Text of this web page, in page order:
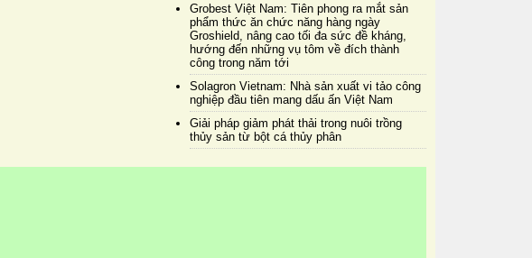
Grobest Việt Nam: Tiên phong ra mắt sản
phẩm thức ăn chức năng hàng ngày
Groshield, nâng cao tối đa sức đề kháng,
hướng đến những vụ tôm về đích thành
công trong năm tới
Solagron Vietnam: Nhà sản xuất vi tảo công
nghiệp đầu tiên mang dấu ấn Việt Nam
Giải pháp giảm phát thải trong nuôi trồng
thủy sản từ bột cá thủy phân